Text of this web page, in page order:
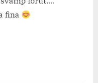
fina